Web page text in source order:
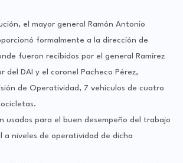
el mayor general Ramón Antonio
formalmente a la dirección de
fueron recibidos por el general Ramírez
del DAI y el coronel Pacheco Pérez,
de Operatividad, 7 vehículos de cuatro
usados para el buen desempeño del trabajo
a niveles de operatividad de dicha